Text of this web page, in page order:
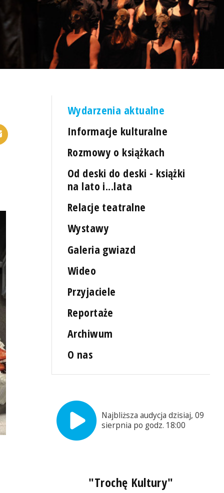
Wydarzenia aktualne
Informacje kulturalne
Rozmowy o książkach
Od deski do deski - książki
na lato i...lata
Relacje teatralne
Wystawy
Galeria gwiazd
Wideo
Przyjaciele
Reportaże
Archiwum
O nas
Najbliższa audycja dzisiaj, 09
sierpnia po godz. 18:00
"Trochę Kultury"